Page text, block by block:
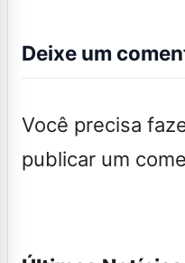
Deixe um
Você precisa
publicar um